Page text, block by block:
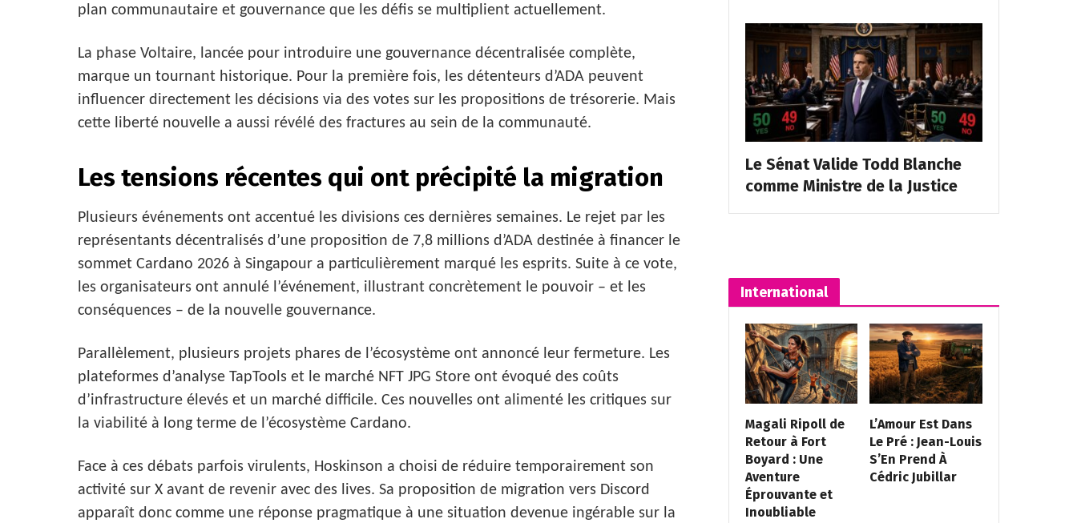
plan communautaire et gouvernance que les défis se multiplient actuellement.
La phase Voltaire, lancée pour introduire une gouvernance décentralisée complète,
marque un tournant historique. Pour la première fois, les détenteurs d’ADA peuvent
influencer directement les décisions via des votes sur les propositions de trésorerie. Mais
cette liberté nouvelle a aussi révélé des fractures au sein de la communauté.
Les tensions récentes qui ont précipité la migration
Plusieurs événements ont accentué les divisions ces dernières semaines. Le rejet par les
représentants décentralisés d’une proposition de 7,8 millions d’ADA destinée à financer le
sommet Cardano 2026 à Singapour a particulièrement marqué les esprits. Suite à ce vote,
les organisateurs ont annulé l’événement, illustrant concrètement le pouvoir – et les
conséquences – de la nouvelle gouvernance.
Parallèlement, plusieurs projets phares de l’écosystème ont annoncé leur fermeture. Les
plateformes d’analyse TapTools et le marché NFT JPG Store ont évoqué des coûts
d’infrastructure élevés et un marché difficile. Ces nouvelles ont alimenté les critiques sur
la viabilité à long terme de l’écosystème Cardano.
Face à ces débats parfois virulents, Hoskinson a choisi de réduire temporairement son
activité sur X avant de revenir avec des lives. Sa proposition de migration vers Discord
apparaît donc comme une réponse pragmatique à une situation devenue ingérable sur la
Le Sénat Valide Todd Blanche
comme Ministre de la Justice
International
Magali Ripoll de
Retour à Fort
Boyard : Une
Aventure
Éprouvante et
Inoubliable
L’Amour Est Dans
Le Pré : Jean-Louis
S’En Prend À
Cédric Jubillar